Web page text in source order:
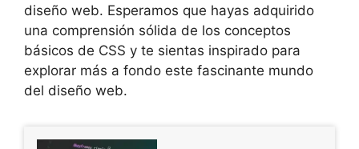
diseño web. Esperamos que hayas adquirido
una comprensión sólida de los conceptos
básicos de CSS y te sientas inspirado para
explorar más a fondo este fascinante mundo
del diseño web.